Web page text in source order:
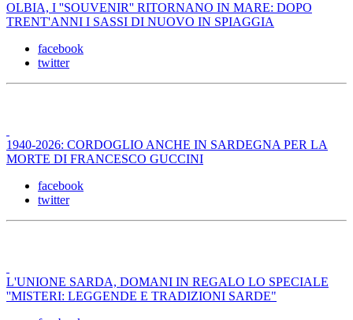
OLBIA, I ''SOUVENIR'' RITORNANO IN MARE: DOPO
TRENT'ANNI I SASSI DI NUOVO IN SPIAGGIA
facebook
twitter
1940-2026: CORDOGLIO ANCHE IN SARDEGNA PER LA
MORTE DI FRANCESCO GUCCINI
facebook
twitter
L'UNIONE SARDA, DOMANI IN REGALO LO SPECIALE
''MISTERI: LEGGENDE E TRADIZIONI SARDE"